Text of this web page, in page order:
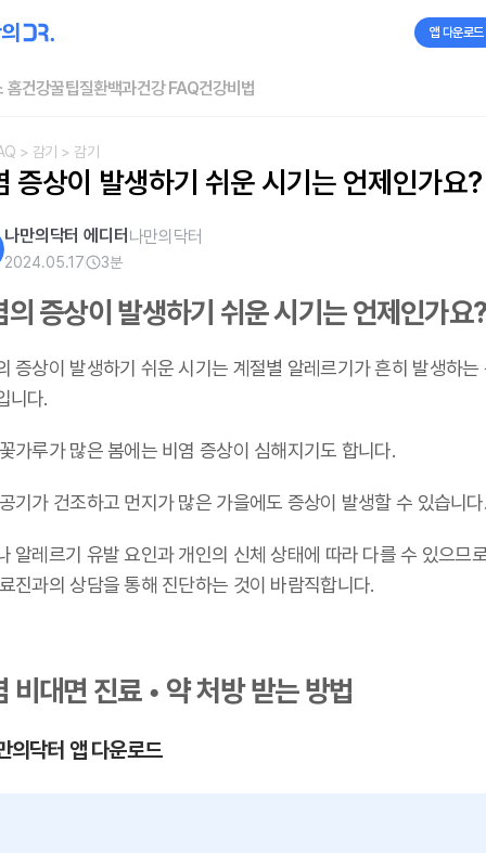
앱 다운로드
홈건강꿀팁질환백과건강 FAQ건강비법
> 감기 > 감기
증상이 발생하기 쉬운 시기는 언제인가요?
나만의닥터 에디터 나만의닥터
2024.05.17 3분
의 증상이 발생하기 쉬운 시기는 언제인가요
증상이 발생하기 쉬운 시기는 계절별 알레르기가 흔히 발생하는
니다.
가루가 많은 봄에는 비염 증상이 심해지기도 합니다.
기가 건조하고 먼지가 많은 가을에도 증상이 발생할 수 있습니
알레르기 유발 요인과 개인의 신체 상태에 따라 다를 수 있으므
진과의 상담을 통해 진단하는 것이 바람직합니다.
비대면 진료 • 약 처방 받는 방법
의닥터 앱 다운로드